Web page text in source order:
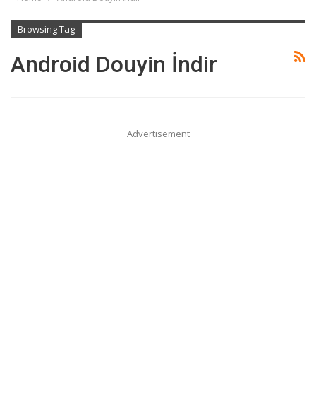
Browsing Tag
Android Douyin İndir
Advertisement